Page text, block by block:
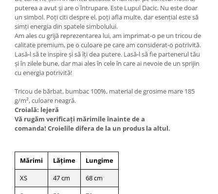
puterea a avut și are o întrupare. Este Lupul Dacic. Nu este doar
un simbol. Poți citi despre el, poți afla multe, dar esențial este să
simți energia din spatele simbolului.
Am ales cu grijă reprezentarea lui, am imprimat-o pe un tricou de
calitate premium, pe o culoare pe care am considerat-o potrivită.
Lasă-l să te inspire și să îți dea putere. Lasă-l să fie partenerul tău
și în zilele bune, dar mai ales în cele în care ai nevoie de un sprijin
cu energia potrivită!
Tricou de bărbat, bumbac 100%, material de grosime mare 185
g/m², culoare neagră.
Croială: lejeră
Vă rugăm verificaţi mărimile înainte de a
comanda! Croielile difera de la un produs la altul.
Mărimi Lățime
Lungime
XS
47 cm
68 cm